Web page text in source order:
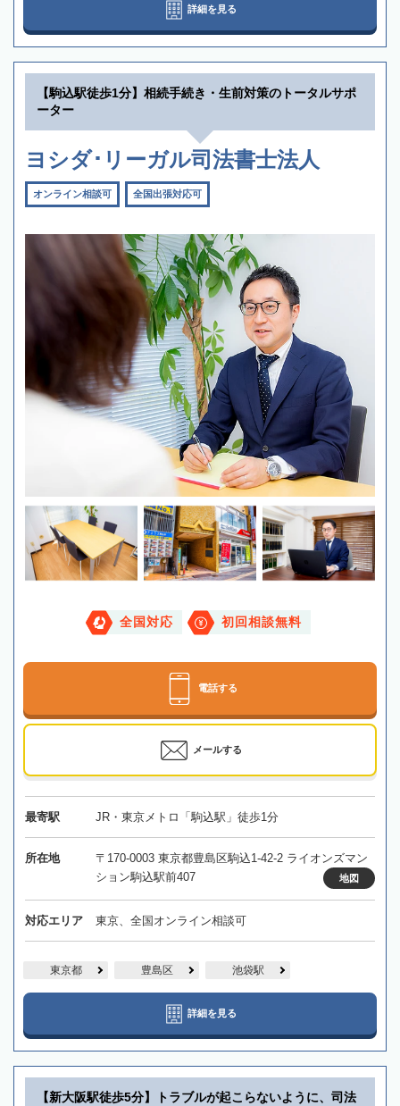
詳細を見る
【駒込駅徒歩1分】相続手続き・生前対策のトータルサポ
ーター
ヨシダ･リーガル司法書士法人
オンライン相談可 全国出張対応可
全国対応 初回相談無料
電話する
メールする
最寄駅 JR・東京メトロ「駒込駅」徒歩1分
所在地
〒170-0003 東京都豊島区駒込1-42-2 ライオンズマン
ション駒込駅前407
地図
対応エリア 東京、全国オンライン相談可
東京都 豊島区 池袋駅
詳細を見る
【新大阪駅徒歩5分】トラブルが起こらないように、司法